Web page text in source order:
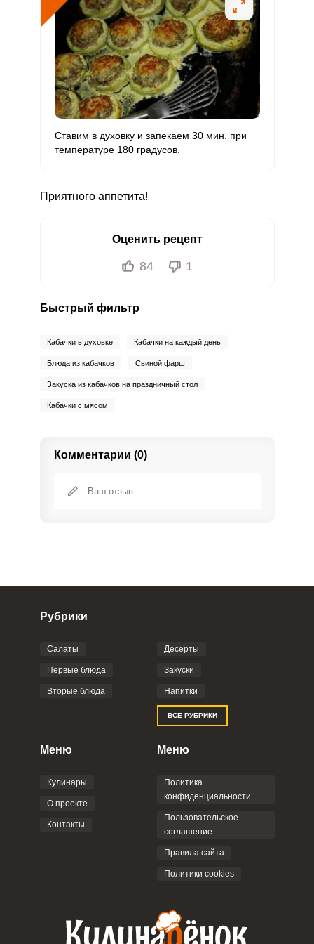
Ставим в духовку и запекаем 30 мин. при
температуре 180 градусов.
Приятного аппетита!
Оценить рецепт
84 1
Быстрый фильтр
Кабачки в духовке Кабачки на каждый день
Блюда из кабачков Свиной фарш
Закуска из кабачков на праздничный стол
Кабачки с мясом
Комментарии (0)
Фото до 4 шт, до 5 mb
Отправляя эту форму, вы соглашаетесь с
Политикой
Пользовательским
соглашением
Рубрики
Салаты
Первые блюда
Вторые блюда
Десерты
Закуски
Напитки
ВСЕ РУБРИКИ
Меню
Кулинары
О проекте
Контакты
Меню
Политика
конфиденциальности
Пользовательское
соглашение
Правила сайта
Политики cookies